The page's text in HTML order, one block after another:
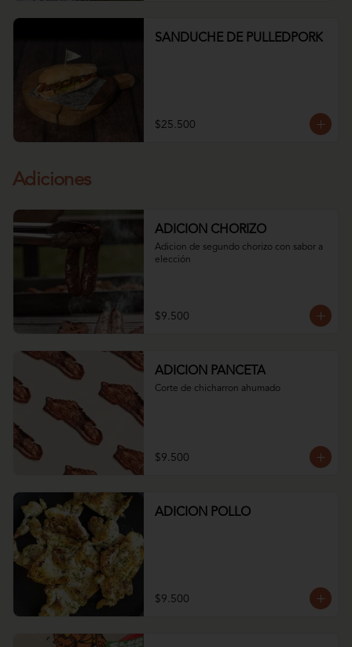
SANDUCHE DE PULLEDPORK
$25.500
Adiciones
ADICION CHORIZO
Adicion de segundo chorizo con sabor a
elección
$9.500
ADICION PANCETA
Corte de chicharron ahumado
$9.500
ADICION POLLO
$9.500